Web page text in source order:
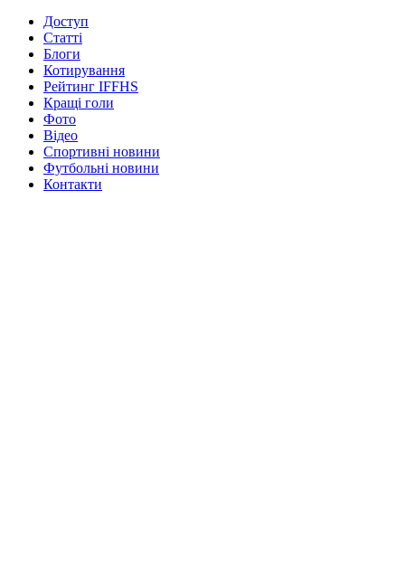
Доступ
Статті
Блоги
Котирування
Рейтинг IFFHS
Кращі голи
Фото
Відео
Спортивні новини
Футбольні новини
Контакти